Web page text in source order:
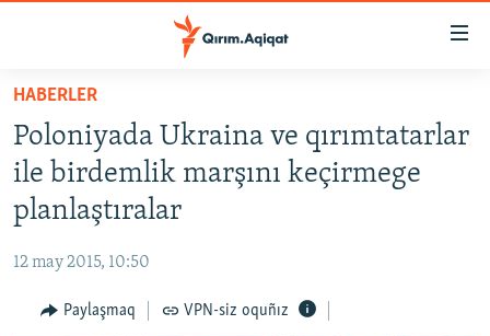
Esas
qaytmaq
Baş
navigatsiyağa
qaytmaq
Qıdıruvğa
qaytmaq
HABERLER
SİYASET
İQTİSADİYAT
MEDENİYET
İNSAN AQLARI
HABERLER
Poloniyada Ukraina ve qırımtatarlar
ile birdemlik marşını keçirmege
planlaştıralar
12 may 2015, 10:50
Paylaşmaq VPN-siz oquñız